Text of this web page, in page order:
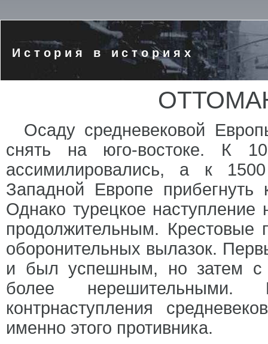
История в историях
Осаду средневековой
снять на юго-востоке. К
ассимилировались, а к
Западной Европе прибегнуть
Однако турецкое
продолжительным. Крестовые
оборонительных вылазок.
и был успешным, но затем с
более нерешительными.
контрнаступления
именно этого противника.